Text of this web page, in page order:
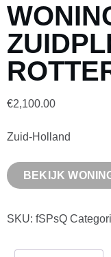
€2,100.00
Zuid-Holland
BEKIJK
SKU: fSPsQ